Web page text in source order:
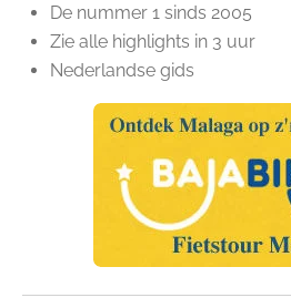
De nummer 1 sinds 2005
Zie alle highlights in 3 uur
Nederlandse gids